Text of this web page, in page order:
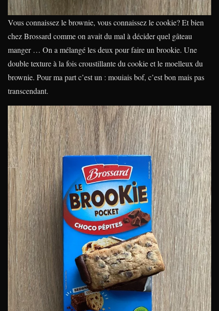
Vous connaissez le brownie, vous connaissez le cookie? Et bien
chez Brossard comme on avait du mal à décider quel gâteau
manger … On a mélangé les deux pour faire un brookie. Une
double texture à la fois croustillante du cookie et le moelleux du
brownie. Pour ma part c’est un : mouiais bof, c’est bon mais pas
transcendant.